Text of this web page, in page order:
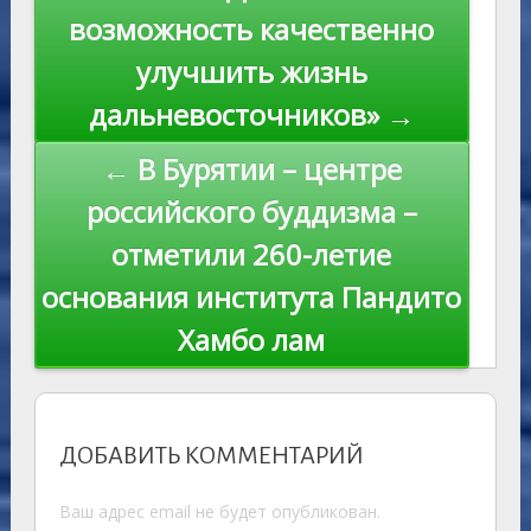
возможность качественно
улучшить жизнь
дальневосточников» →
← В Бурятии – центре
российского буддизма –
отметили 260-летие
основания института Пандито
Хамбо лам
ДОБАВИТЬ КОММЕНТАРИЙ
Ваш адрес email не будет опубликован.